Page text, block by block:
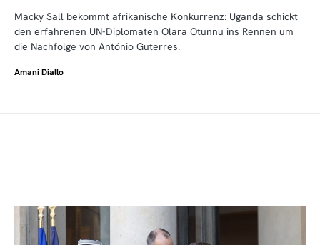
Macky Sall bekommt afrikanische Konkurrenz: Uganda schickt
den erfahrenen UN-Diplomaten Olara Otunnu ins Rennen um
die Nachfolge von António Guterres.
Amani Diallo